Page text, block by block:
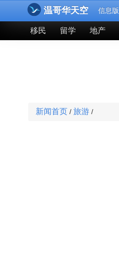
温哥华天空 信息版
移民 留学 地产
新闻首页 / 旅游 /